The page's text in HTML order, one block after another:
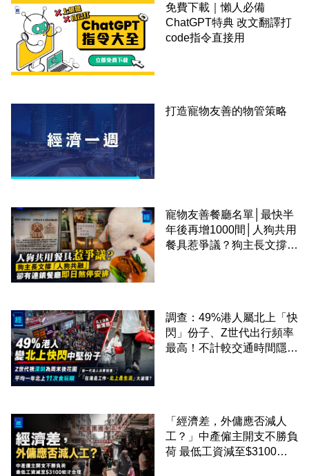
免費下載｜懶人必備
ChatGPT特典 改文翻譯打
code指令直接用
打造寵物友善的物管策略
寵物友善餐廳名單│最快半
年後再增1000間│人狗共用
餐具惹爭議？狗主長文撐
調查：49%港人屬北上「快
閃」份子、Z世代出行頻率
最高！不計較交通時間隱形
「經濟差，外傭應否減人
工？」中產僱主開支不勝負
荷 最低工資減至$3100蚊